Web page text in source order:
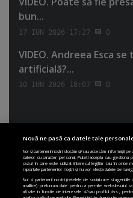
bun...
17 IUN 2026 17:27 0
VIDEO. Andreea Esca
artificială?...
10 IUN 2026 18:07 0
PRIMA PAGINĂ
POLITICA
POLITICA DE
DESPRE MINE
JOBURI
Nouă ne pasă ca datele tale
Noi și partenerii noștri stocăm și/sau accesăm informații
datelor cu caracter personal. Puteți accepta sau
cazul în care este utilizat interesul legitim sau în orice
raportate partenerilor noștri și nu vor afecta datele de
Noi si partenerii nostri (retelele de socializare si
analitice) prelucram date pentru a permite website-ului
afisate in functie de interesele si/sau profilul dvs.,